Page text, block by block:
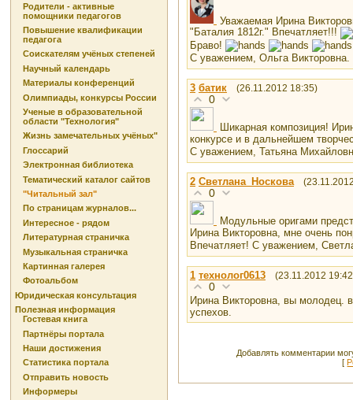
Родители - активные
помощники педагогов
Повышение квалификации
педагога
Соискателям учёных степеней
Научный календарь
Материалы конференций
Олимпиады, конкурсы России
Ученые в образовательной
области "Технология"
Жизнь замечательных учёных"
Глоссарий
Электронная библиотека
Тематический каталог сайтов
"Читальный зал"
По страницам журналов...
Интересное - рядом
Литературная страничка
Музыкальная страничка
Картинная галерея
Фотоальбом
Юридическая консультация
Полезная информация
Гостевая книга
Партнёры портала
Наши достижения
Статистика портала
Отправить новость
Информеры
Уважаемая Ирина
"Баталия 1812г." Впечатляет!!!
Браво!
С уважением, Ольга Викторовна.
3 батик (26.11.2012 18:35)
0
Шикарная композиция!
конкурсе и в дальнейшем
С уважением, Татьяна
2 Светлана_Носкова
0
Модульные оригами
Ирина Викторовна, мне очень
Впечатляет! С уважением,
1 технолог0613 (23.11.2012
0
Ирина Викторовна, вы молодец.
успехов.
Добавлять комментарии
[